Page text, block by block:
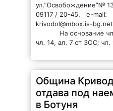
ул.”Освобождение”№
09117 / 20-45, e-mail:
krivodol@mbox.is-
На основание чл.
чл. 14, ал. 7 от ЗОС; чл.
Община
отдава под
в Ботуня